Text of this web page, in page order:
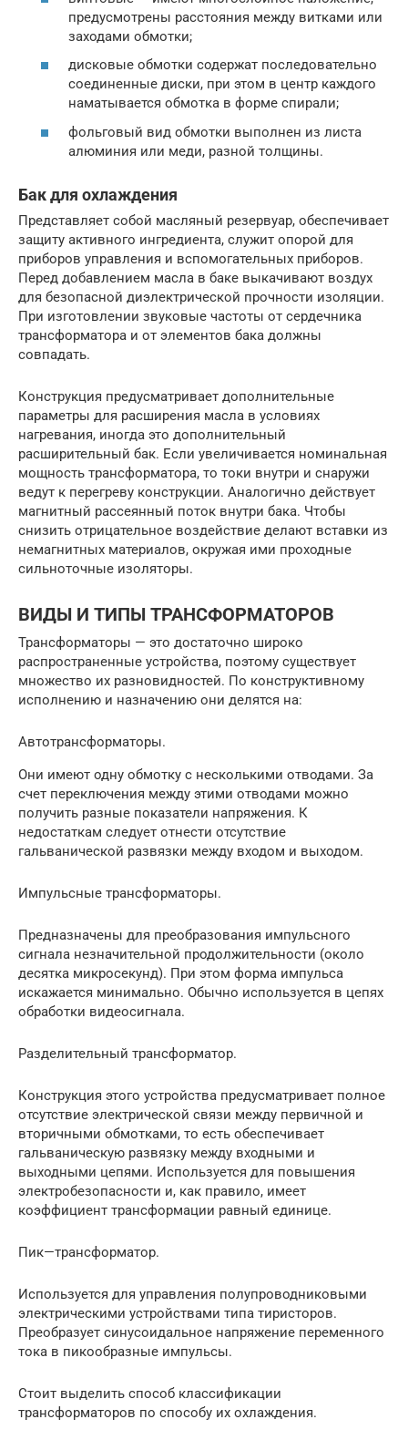
предусмотрены расстояния между витками или
заходами обмотки;
дисковые обмотки содержат последовательно
соединенные диски, при этом в центр каждого
наматывается обмотка в форме спирали;
фольговый вид обмотки выполнен из листа
алюминия или меди, разной толщины.
Бак для охлаждения
Представляет собой масляный резервуар, обеспечивает
защиту активного ингредиента, служит опорой для
приборов управления и вспомогательных приборов.
Перед добавлением масла в баке выкачивают воздух
для безопасной диэлектрической прочности изоляции.
При изготовлении звуковые частоты от сердечника
трансформатора и от элементов бака должны
совпадать.
Конструкция предусматривает дополнительные
параметры для расширения масла в условиях
нагревания, иногда это дополнительный
расширительный бак. Если увеличивается номинальная
мощность трансформатора, то токи внутри и снаружи
ведут к перегреву конструкции. Аналогично действует
магнитный рассеянный поток внутри бака. Чтобы
снизить отрицательное воздействие делают вставки из
немагнитных материалов, окружая ими проходные
сильноточные изоляторы.
ВИДЫ И ТИПЫ ТРАНСФОРМАТОРОВ
Трансформаторы — это достаточно широко
распространенные устройства, поэтому существует
множество их разновидностей. По конструктивному
исполнению и назначению они делятся на:
Автотрансформаторы.
Они имеют одну обмотку с несколькими отводами. За
счет переключения между этими отводами можно
получить разные показатели напряжения. К
недостаткам следует отнести отсутствие
гальванической развязки между входом и выходом.
Импульсные трансформаторы.
Предназначены для преобразования импульсного
сигнала незначительной продолжительности (около
десятка микросекунд). При этом форма импульса
искажается минимально. Обычно используется в цепях
обработки видеосигнала.
Разделительный трансформатор.
Конструкция этого устройства предусматривает полное
отсутствие электрической связи между первичной и
вторичными обмотками, то есть обеспечивает
гальваническую развязку между входными и
выходными цепями. Используется для повышения
электробезопасности и, как правило, имеет
коэффициент трансформации равный единице.
Пик—трансформатор.
Используется для управления полупроводниковыми
электрическими устройствами типа тиристоров.
Преобразует синусоидальное напряжение переменного
тока в пикообразные импульсы.
Стоит выделить способ классификации
трансформаторов по способу их охлаждения.